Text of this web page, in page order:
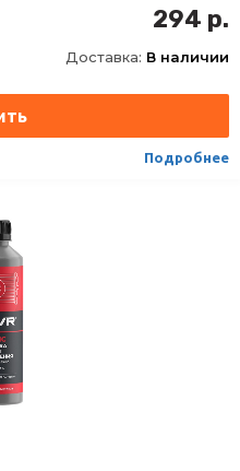
0.4, 0.40, 0.4
400 мл
52
36 мес
+5˚С до +30˚С
294 р.
Доставка: В наличии
Подробнее